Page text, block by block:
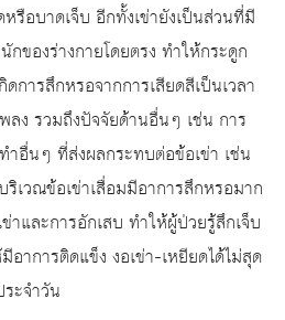
รือบาดเจ็บ อีกทั้งเข่ายังเป็นส่วนที่มี
ของร่างกายโดยตรง ทำให้กระดูก
ดการสึกหรอจากการเสียดสีเป็นเวลา
ง รวมถึงปัจจัยด้านอื่นๆ เช่น การ
ำอื่นๆ ที่ส่งผลกระทบต่อข้อเข่า เช่น
ริเวณข้อเข่าเสื่อมมีอาการสึกหรอมาก
าและการอักเสบ ทำให้ผู้ป่วยรู้สึกเจ็บ
อาการติดแข็ง งอเข่า-เหยียดได้ไม่สุด
ะจำวัน